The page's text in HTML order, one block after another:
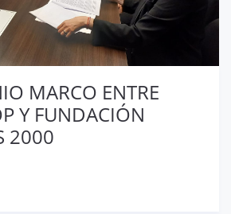
MARCO ENTRE
Y FUNDACIÓN
2000